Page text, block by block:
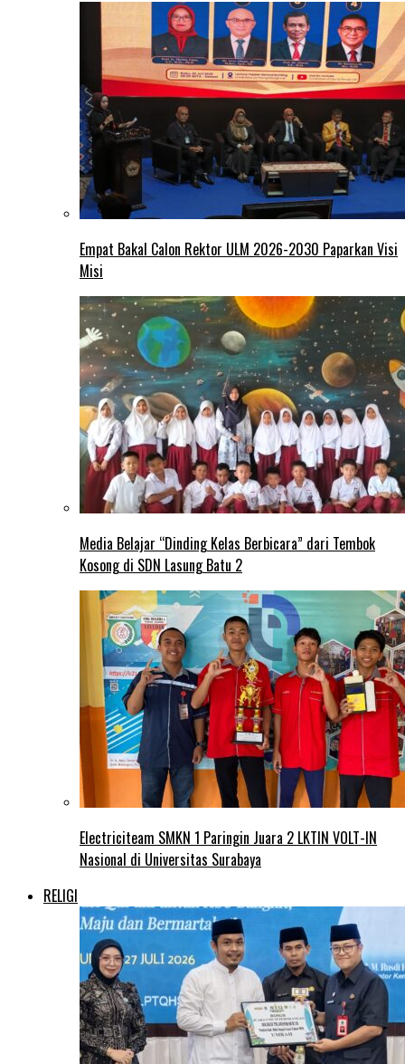
Empat Bakal Calon Rektor ULM 2026-2030 Paparkan Visi
Misi
Media Belajar “Dinding Kelas Berbicara” dari Tembok
Kosong di SDN Lasung Batu 2
Electriciteam SMKN 1 Paringin Juara 2 LKTIN VOLT-IN
Nasional di Universitas Surabaya
RELIGI